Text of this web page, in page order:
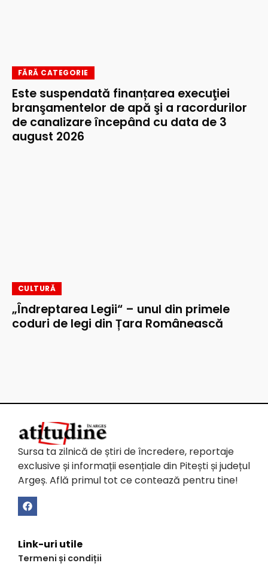
FĂRĂ CATEGORIE
Este suspendată finanțarea execuţiei
branşamentelor de apă şi a racordurilor
de canalizare începând cu data de 3
august 2026
CULTURĂ
„Îndreptarea Legii“ – unul din primele
coduri de legi din Țara Românească
Sursa ta zilnică de știri de încredere, reportaje
exclusive și informații esențiale din Pitești și județul
Argeș. Află primul tot ce contează pentru tine!
Link-uri utile
Termeni și condiții